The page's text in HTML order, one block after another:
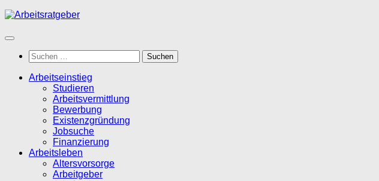
Zum
springen
Suchen
nach:
Arbeitseinstieg
Studieren
Arbeitsvermittlung
Bewerbung
Existenzgründung
Jobsuche
Finanzierung
Arbeitsleben
Altersvorsorge
Arbeitgeber